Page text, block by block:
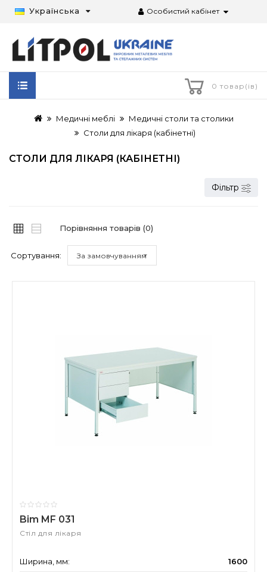
Українська Особистий кабінет
0 товар(ів)
Медичні меблі
Медичні столи та столики
Столи для лікаря (кабінетні)
СТОЛИ ДЛЯ ЛІКАРЯ (КАБІНЕТНІ)
Фільтр
Порівняння товарів (0)
Сортування: За замовчуванням
Bim MF 031
Стіл для лікаря
Ширина, мм: 1600